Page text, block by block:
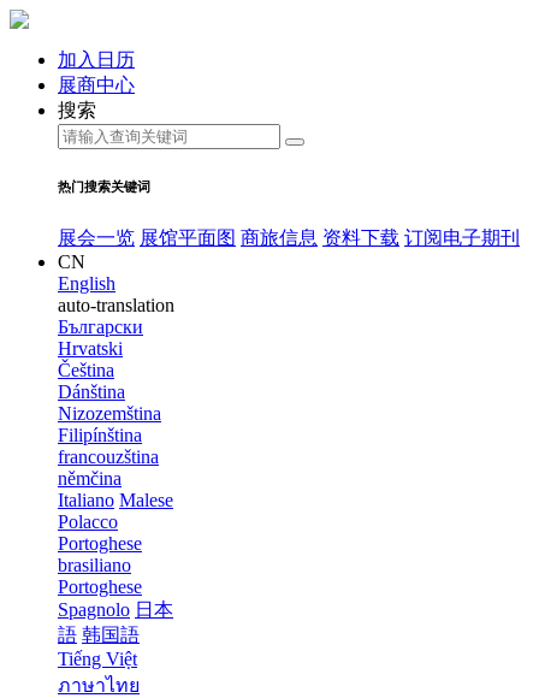
加入日历
展商中心
搜索
热门搜索关键词
展会一览 展馆平面图 商旅信息 资料下载 订阅电子期刊
CN
English
auto-translation
Български
Hrvatski
Čeština
Dánština
Nizozemština
Filipínština
francouzština
němčina
Italiano Malese
Polacco
Portoghese
brasiliano
Portoghese
Spagnolo 日本
語 韩国語
Tiếng Việt
ภาษาไทย